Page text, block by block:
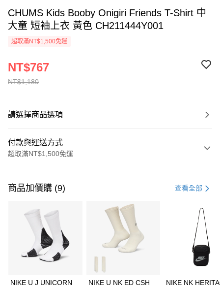
CHUMS Kids Booby Onigiri Friends T-Shirt 中
大童 短袖上衣 黃色 CH211444Y001
超取滿NT$1,500免運
NT$1,180
NT$767
請選擇商品選項
付款與運送方式
超取滿NT$1,500免運
信用卡一次付款
3 期 0 利率 每期 21家銀行
合作金庫商業銀行
第一商業銀行
華南商業銀行
彰化商業銀行
上海商業儲蓄銀行
Apple Pay
商品加價購 (9) 查看全部
NIKE U J UNICORN
NIKE U NK ED CSH
NIKE NK